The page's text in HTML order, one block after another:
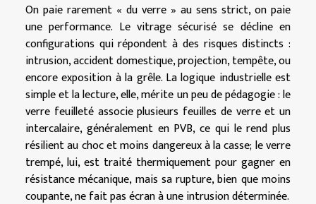
On paie rarement « du verre » au sens strict, on paie
une performance. Le vitrage sécurisé se décline en
configurations qui répondent à des risques distincts :
intrusion, accident domestique, projection, tempête, ou
encore exposition à la grêle. La logique industrielle est
simple et la lecture, elle, mérite un peu de pédagogie : le
verre feuilleté associe plusieurs feuilles de verre et un
intercalaire, généralement en PVB, ce qui le rend plus
résilient au choc et moins dangereux à la casse; le verre
trempé, lui, est traité thermiquement pour gagner en
résistance mécanique, mais sa rupture, bien que moins
coupante, ne fait pas écran à une intrusion déterminée.